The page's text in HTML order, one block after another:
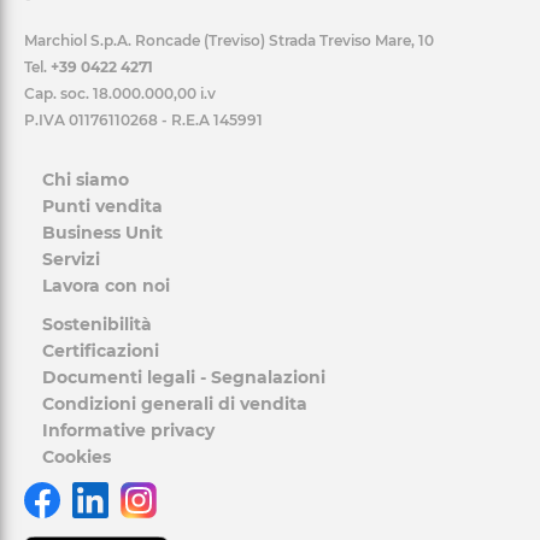
Marchiol S.p.A. Roncade (Treviso) Strada Treviso Mare, 10
Tel. +39 0422 4271
Cap. soc. 18.000.000,00 i.v
P.IVA 01176110268 - R.E.A 145991
Chi siamo
Punti vendita
Business Unit
Servizi
Lavora con noi
Sostenibilità
Certificazioni
Documenti legali - Segnalazioni
Condizioni generali di vendita
Informative privacy
Cookies